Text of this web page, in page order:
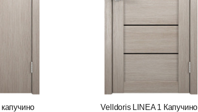
Velldoris LINEA 1 Капучино